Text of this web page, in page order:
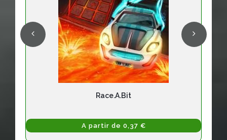
Race.a.bit
A partir de 0,37 €